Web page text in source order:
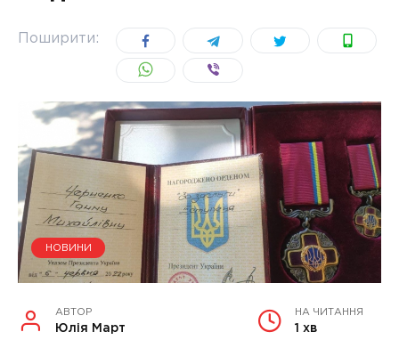
Поширити:
НОВИНИ
АВТОР
Юлія Март
НА ЧИТАННЯ
1 хв